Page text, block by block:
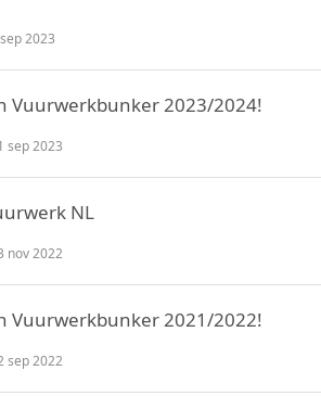
2023
Vuurwerkbunker 2023/2024!
sep 2023
NL
nov 2022
Vuurwerkbunker 2021/2022!
sep 2022